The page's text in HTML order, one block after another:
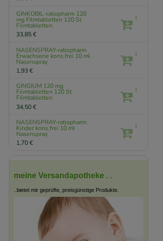
GINKOBIL-ratiopharm 120
mg Filmtabletten 120 St
Filmtabletten
33,85 €
1
NASENSPRAY-ratiopharm
Erwachsene kons.frei 10 ml
Nasenspray
1,93 €
1
GINGIUM 120 mg
Filmtabletten 120 St
Filmtabletten
34,50 €
1
NASENSPRAY-ratiopharm
Kinder kons.frei 10 ml
Nasenspray
1,70 €
1
meine Versandapotheke . .
..bietet mir geprüfte, preisgünstige Produkte.